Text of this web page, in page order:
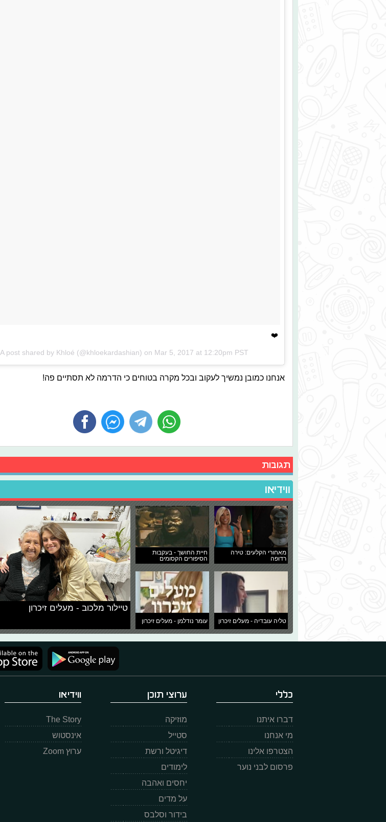
❤️
A post shared by Khloé (@khloekardashian) on Mar 5, 2017 at 12:20pm PST
אנחנו כמובן נמשיך לעקוב ובכל מקרה בטוחים כי הדרמה לא תסתיים פה!
תגובות
ווידיאו
מאחורי הקלעים: טירה
רדופה
חיית החושך - בעקבות
הסיפורים הקסומים
טליה עובדיה - מעלים זיכרון עומר נודלמן - מעלים זיכרון
טיילור מלכוב - מעלים זיכרון
כללי
דברו איתנו
מי אנחנו
הצטרפו אלינו
פרסום לבני נוער
ערוצי תוכן
מוזיקה
סטייל
דיגיטל ורשת
לימודים
יחסים ואהבה
על מדים
בידור וסלבס
ווידיאו
The Story
אינסטוש
ערוץ Zoom